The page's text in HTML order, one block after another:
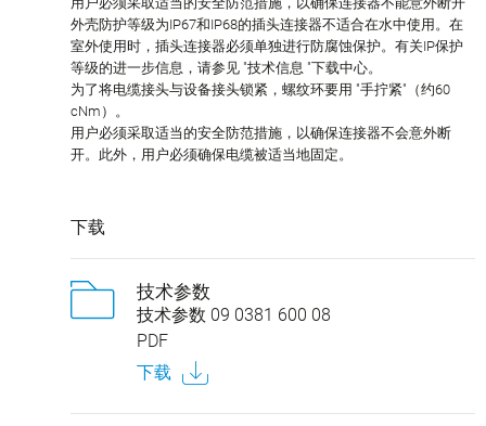
外壳防护等级为IP67和IP68的插头连接器不适合在水中使用。在
室外使用时，插头连接器必须单独进行防腐蚀保护。有关IP保护
等级的进一步信息，请参见 "技术信息 "下载中心。
为了将电缆接头与设备接头锁紧，螺纹环要用 "手拧紧"（约60
cNm）。
用户必须采取适当的安全防范措施，以确保连接器不会意外断
开。此外，用户必须确保电缆被适当地固定。
下载
技术参数
技术参数 09 0381 600 08
PDF
下载